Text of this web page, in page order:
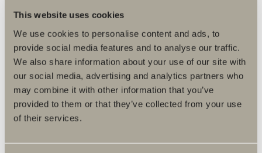
This website uses cookies
We use cookies to personalise content and ads, to
provide social media features and to analyse our traffic.
We also share information about your use of our site with
our social media, advertising and analytics partners who
may combine it with other information that you’ve
provided to them or that they’ve collected from your use
of their services.